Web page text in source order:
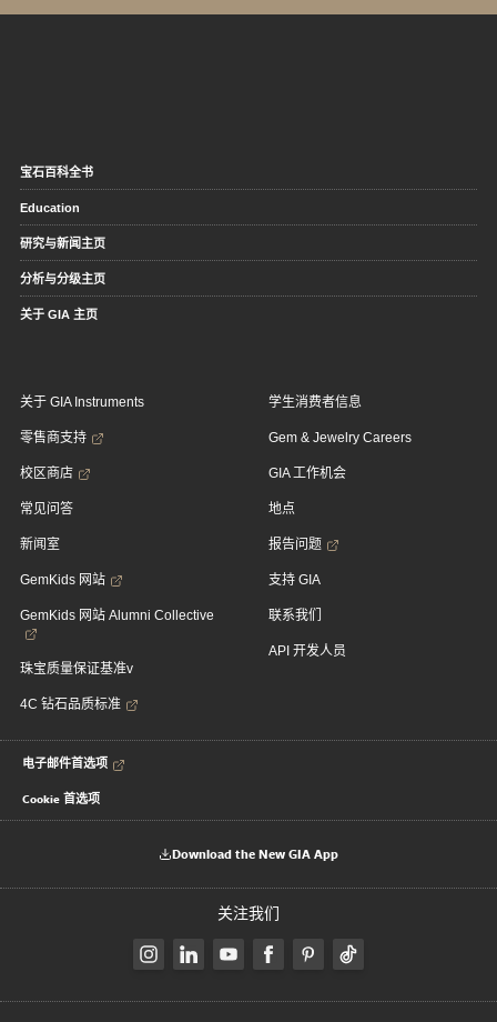
宝石百科全书
Education
研究与新闻主页
分析与分级主页
关于 GIA 主页
关于 GIA Instruments
零售商支持
校区商店
常见问答
新闻室
GemKids 网站
GemKids 网站 Alumni Collective
珠宝质量保证基准v
4C 钻石品质标准
学生消费者信息
Gem & Jewelry Careers
GIA 工作机会
地点
报告问题
支持 GIA
联系我们
API 开发人员
电子邮件首选项
Cookie 首选项
Download the New GIA App
关注我们